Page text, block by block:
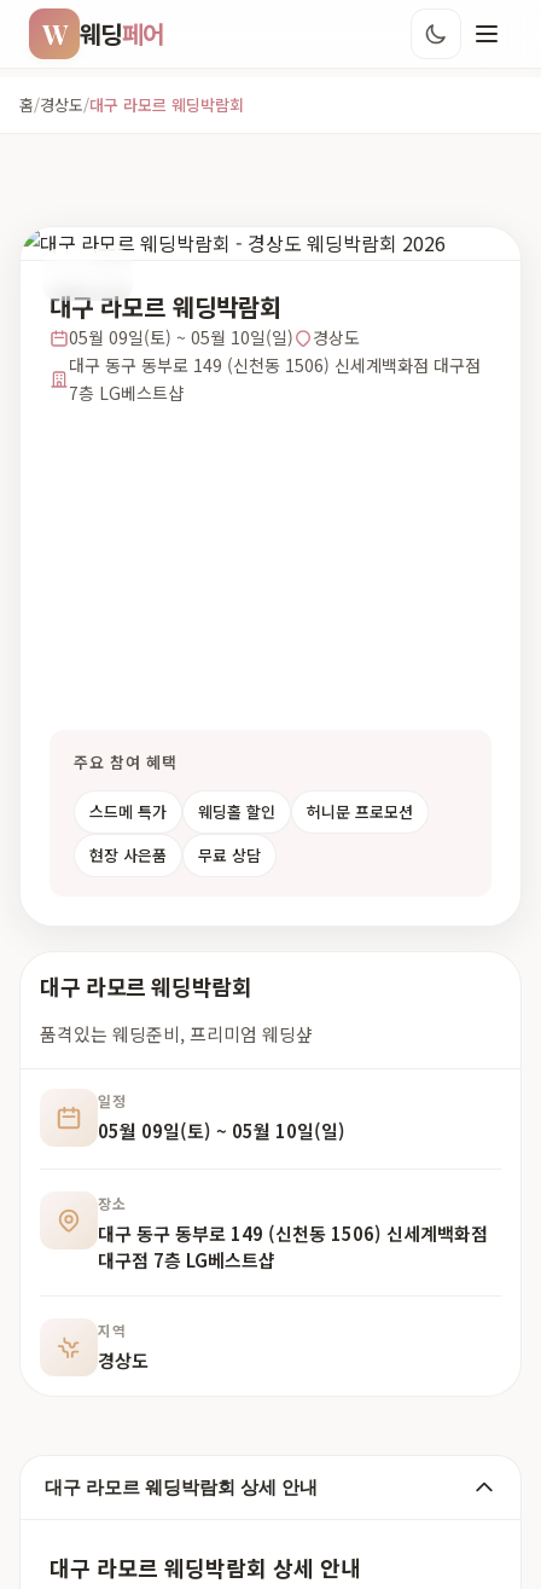
W 웨딩페어
홈/경상도/대구 라모르 웨딩박람회
대구 라모르 웨딩박람회
05월 09일(토) ~ 05월 10일(일)
경상도
대구 동구 동부로 149 (신천동 1506) 신세계백화점 대구점
7층 LG베스트샵
주요 참여 혜택
스드메 특가 웨딩홀 할인
허니문 프로모션
현장 사은품
무료 상담
대구 라모르 웨딩박람회
품격있는 웨딩준비, 프리미엄 웨딩샾
일정
05월 09일(토) ~ 05월 10일(일)
장소
대구 동구 동부로 149 (신천동 1506) 신세계백화점
대구점 7층 LG베스트샵
지역
경상도
대구 라모르 웨딩박람회 상세 안내
대구 라모르 웨딩박람회 상세 안내